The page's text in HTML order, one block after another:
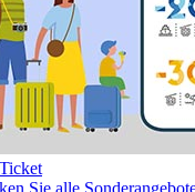
Sie alle